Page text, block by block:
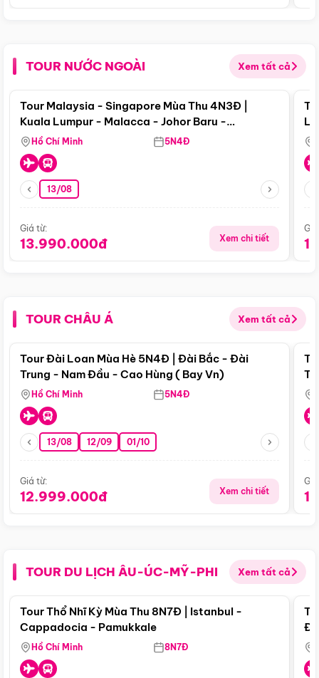
TOUR NƯỚC NGOÀI Xem tất cả
Điểm nổi bật
Tour Malaysia - Singapore Mùa Thu 4N3Đ |
Kuala Lumpur - Malacca - Johor Baru -
Singapore
Hồ Chí Minh 5N4Đ
13/08
Giá từ:
13.990.000đ Xem chi tiết
TOUR CHÂU Á Xem tất cả
Điểm nổi bật
Tour Đài Loan Mùa Hè 5N4Đ | Đài Bắc - Đài
Trung - Nam Đầu - Cao Hùng ( Bay Vn)
Hồ Chí Minh 5N4Đ
13/08 12/09 01/10
Giá từ:
12.999.000đ Xem chi tiết
TOUR DU LỊCH ÂU-ÚC-MỸ-PHI Xem tất cả
Điểm nổi bật
Tour Thổ Nhĩ Kỳ Mùa Thu 8N7Đ | Istanbul -
Cappadocia - Pamukkale
Hồ Chí Minh 8N7Đ